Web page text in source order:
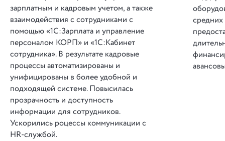
зарплатным и кадровым учетом, а также
взаимодействия с сотрудниками с
помощью «1С:Зарплата и управление
персоналом КОРП» и «1С:Кабинет
сотрудника». В результате кадровые
процессы автоматизированы и
унифицированы в более удобной и
подходящей системе. Повысилась
прозрачность и доступность
информации для сотрудников.
Ускорились роцессы коммуникации с
HR-службой.